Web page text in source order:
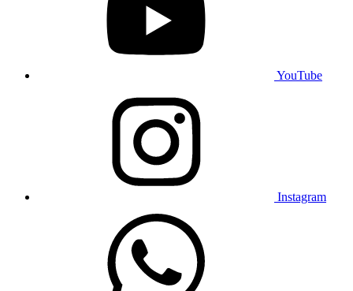
YouTube
Instagram